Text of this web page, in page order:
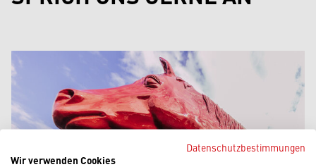
Datenschutzbestimmungen
Wir verwenden Cookies